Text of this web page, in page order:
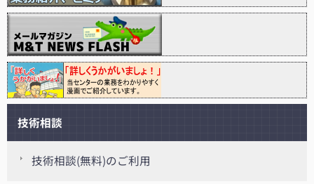
技術相談
技術相談(無料)のご利用